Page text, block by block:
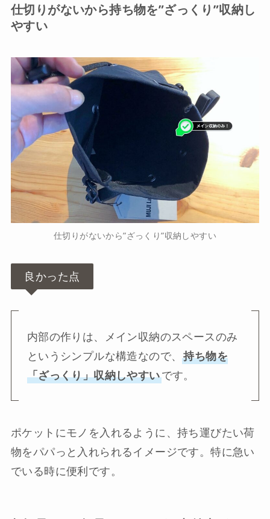
仕切りがないから持ち物を”ざっくり”収納し
やすい
仕切りがないから”ざっくり”収納しやすい
良かった点
内部の作りは、メイン収納のスペースのみ
というシンプルな構造なので、持ち物を
「ざっくり」収納しやすいです。
ポケットにモノを入れるように、持ち運びたい荷
物をパパっと入れられるイメージです。特に急い
でいる時に便利です。